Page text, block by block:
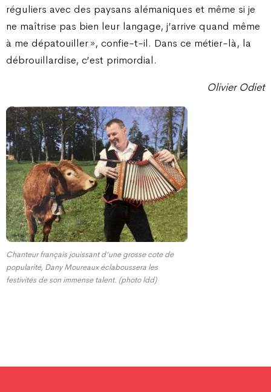
réguliers avec des paysans alémaniques et même si je
ne maîtrise pas bien leur langage, j’arrive quand même
à me dépatouiller», confie-t-il. Dans ce métier-là, la
débrouillardise, c’est primordial.
Olivier Odiet
Chanteur français jouissant d’une grosse cote de
popularité, Dany Moureaux éclaboussera les
festivités de son immense talent. (photo ldd)